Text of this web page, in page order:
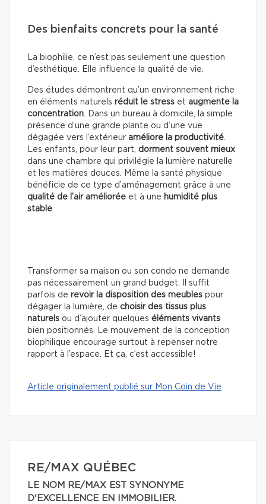
Des bienfaits concrets pour la santé
La biophilie, ce n’est pas seulement une question
d’esthétique. Elle influence la qualité de vie.
Des études démontrent qu’un environnement riche
en éléments naturels réduit le stress et augmente la
concentration. Dans un bureau à domicile, la simple
présence d’une grande plante ou d’une vue
dégagée vers l’extérieur améliore la productivité.
Les enfants, pour leur part, dorment souvent mieux
dans une chambre qui privilégie la lumière naturelle
et les matières douces. Même la santé physique
bénéficie de ce type d’aménagement grâce à une
qualité de l’air améliorée et à une humidité plus
stable.
Transformer sa maison ou son condo ne demande
pas nécessairement un grand budget. Il suffit
parfois de revoir la disposition des meubles pour
dégager la lumière, de choisir des tissus plus
naturels ou d’ajouter quelques éléments vivants
bien positionnés. Le mouvement de la conception
biophilique encourage surtout à repenser notre
rapport à l’espace. Et ça, c’est accessible!
Article originalement publié sur Mon Coin de Vie
RE/MAX QUÉBEC
LE NOM RE/MAX EST SYNONYME
D'EXCELLENCE EN IMMOBILIER.